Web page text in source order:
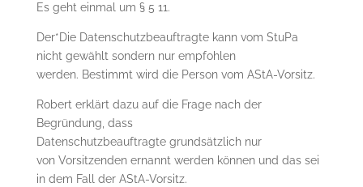
Es geht einmal um § 5 11.
Der*Die Datenschutzbeauftragte kann vom StuPa
nicht gewählt sondern nur empfohlen
werden. Bestimmt wird die Person vom AStA-Vorsitz.
Robert erklärt dazu auf die Frage nach der
Begründung, dass
Datenschutzbeauftragte grundsätzlich nur
von Vorsitzenden ernannt werden können und das sei
in dem Fall der AStA-Vorsitz.